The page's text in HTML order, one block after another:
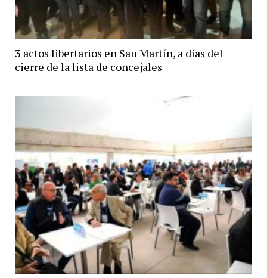
3 actos libertarios en San Martín, a días del
cierre de la lista de concejales